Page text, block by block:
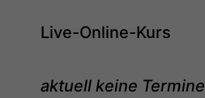
Live-Online-Kurs
aktuell keine Termine